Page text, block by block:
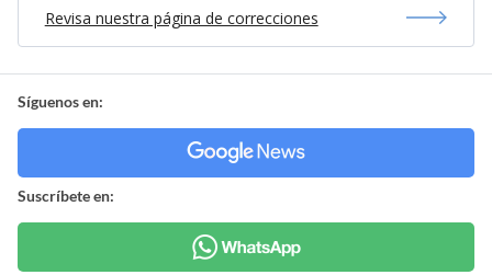
Revisa nuestra página de correcciones
Síguenos en:
Suscríbete en: